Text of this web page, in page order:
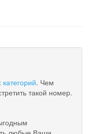
. Чем
такой номер.